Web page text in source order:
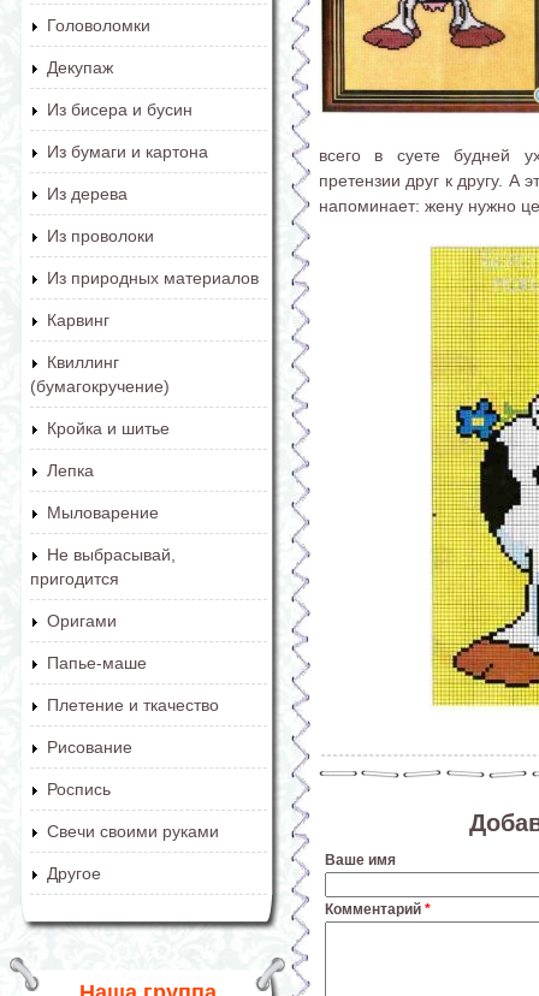
Головоломки
Декупаж
Из бисера и бусин
Из бумаги и картона
Из дерева
Из проволоки
Из природных материалов
Карвинг
Квиллинг
(бумагокручение)
Кройка и шитье
Лепка
Мыловарение
Не выбрасывай,
пригодится
Оригами
Папье-маше
Плетение и ткачество
Рисование
Роспись
Свечи своими руками
Другое
всего в суете будней
претензии друг к другу. А
напоминает: жену нужно
Ваше имя
Комментарий *